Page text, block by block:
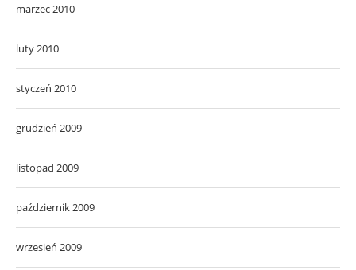
marzec 2010
luty 2010
styczeń 2010
grudzień 2009
listopad 2009
październik 2009
wrzesień 2009